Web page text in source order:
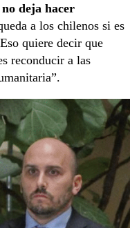
deja hacer
a los chilenos si es
quiere decir que
reconducir a las